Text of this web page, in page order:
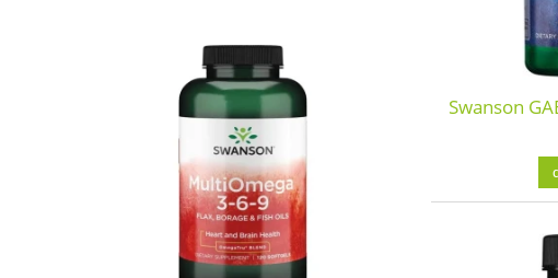
Swanson